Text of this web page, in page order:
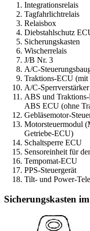
Integrationsrelais
Tagfahrlichtrelais
Relaisbox
Diebstahlschutz
Sicherungskasten
Wischerrelais
J/B Nr. 3
A/C-
Traktions-ECU
A/C-Sperrverstärker
ABS und
ABS ECU (ohne
Gebläsemotor-
Motorsteuermodul
Getriebe-ECU)
Schaltsperre ECU
Sensoreinheit für
Tempomat-ECU
PPS-Steuergerät
Tilt- und Power-
Sicherungskasten